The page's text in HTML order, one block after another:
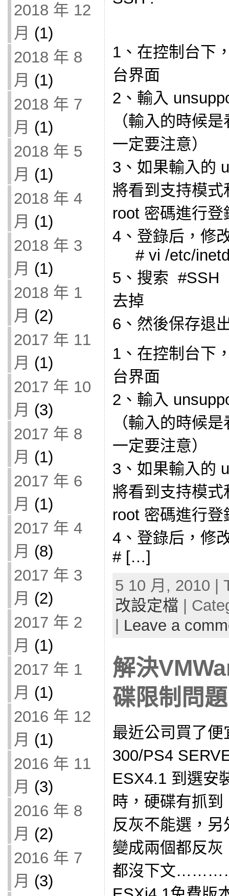
2018 年 12
月 (1)
2018 年 8
月 (1)
2018 年 7
月 (1)
2018 年 5
月 (1)
2018 年 4
月 (1)
2018 年 3
月 (1)
2018 年 1
月 (2)
2017 年 11
月 (1)
2017 年 10
月 (3)
2017 年 8
月 (1)
2017 年 6
月 (1)
2017 年 4
月 (8)
2017 年 3
月 (2)
2017 年 2
月 (1)
2017 年 1
月 (1)
2016 年 12
月 (1)
2016 年 11
月 (3)
2016 年 8
月 (2)
2016 年 7
月 (3)
1、在控制台下
台界面
2、輸入
（輸入的時候
一定要注意）
3、如果輸入的
將看到支持模
root 密碼進行
4、登錄后，
# vi /etc/
5、搜索 #SSH
去掉
6、然後保存退
1、在控制台下
台界面
2、輸入
（輸入的時候
一定要注意）
3、如果輸入的
將看到支持模
root 密碼進行登
4、登錄后，修
# […]
5 10 月, 2010 |
改設定檔 |
Leave a
解決
碟限制問題
最近公司買了
300/PS4
ESX4.1 到選安
時，硬碟有抓
反灰不能選，
變成兩個都反
都沒下文